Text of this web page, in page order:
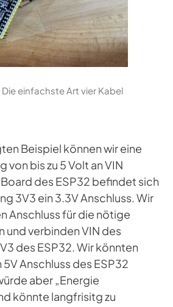
einfachste Art vier Kabel
Beispiel können wir eine
von bis zu 5 Volt an VIN
des ESP32 befindet sich
3V3 ein 3.3V Anschluss. Wir
Anschluss für die nötige
und verbinden VIN des
des ESP32. Wir könnten
Anschluss des ESP32
aber „Energie
könnte langfrisitg zu